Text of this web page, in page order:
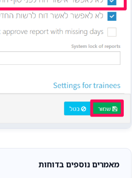
מאמרים נוספים בדוחות